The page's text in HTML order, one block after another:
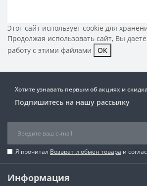
Этот сайт использует cookie для
Продолжая использовать сайт, Вы
работу с этими файлами
OK
Хотите узнавать первым об акциях и
Подпишитесь на нашу рассылку
Я прочитал Возврат и обмен товара и
Информация